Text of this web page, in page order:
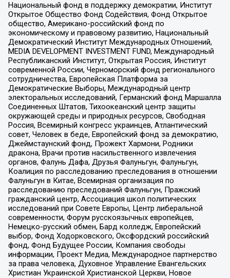
Национальный фонд в поддержку демократии, Институт
Открытое Общество Фонд Содействия, Фонд Открытое
общество, Американо-российский фонд по
экономическому и правовому развитию, Национальный
Демократический Институт Международных Отношений,
MEDIA DEVELOPMENT INVESTMENT FUND, Международный
Республиканский Институт, Открытая Россия, Институт
современной России, Черноморский фонд регионального
сотрудничества, Европейская Платформа за
Демократические Выборы, Международный центр
электоральных исследований, Германский фонд Маршалла
Соединенных Штатов, Тихоокеанский центр защиты
окружающей среды и природных ресурсов, Свободная
Россия, Всемирный конгресс украинцев, Атлантический
совет, Человек в беде, Европейский фонд за демократию,
Джеймстаунский фонд, Прожект Хармони, Родники
дракона, Врачи против насильственного извлечения
органов, Фалунь Дафа, Друзья Фалуньгун, Фалуньгун,
Коалиция по расследованию преследования в отношении
Фалуньгун в Китае, Всемирная организация по
расследованию преследований Фалуньгун, Пражский
гражданский центр, Ассоциация школ политических
исследований при Совете Европы, Центр либеральной
современности, Форум русскоязычных европейцев,
Немецко-русский обмен, Бард колледж, Европейский
выбор, Фонд Ходорковского, Оксфордский российский
фонд, Фонд Будущее России, Компания свободы
информации, Проект Медиа, Международное партнерство
за права человека, Духовное Управление Евангельских
Христиан Украинской Христианской Церкви, Новое